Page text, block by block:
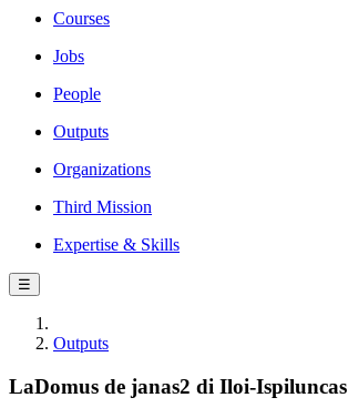
Courses
Jobs
People
Outputs
Organizations
Third Mission
Expertise & Skills
☰
Outputs
LaDomus de janas2 di Iloi-Ispiluncas